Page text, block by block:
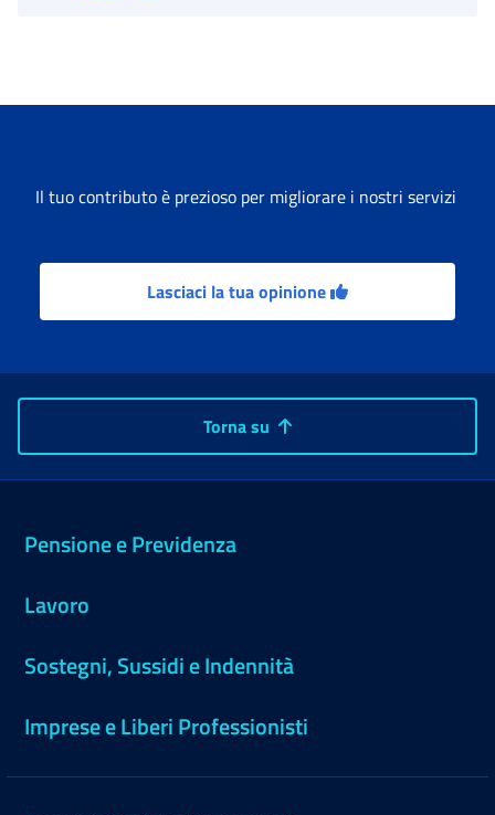
Il tuo contributo è prezioso per migliorare i nostri servizi
Lasciaci la tua opinione
Torna su
Pensione e Previdenza
Lavoro
Sostegni, Sussidi e Indennità
Imprese e Liberi Professionisti